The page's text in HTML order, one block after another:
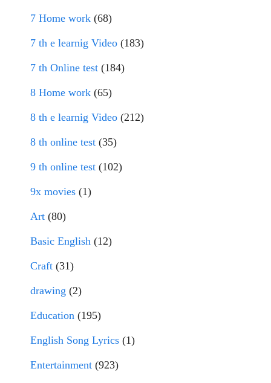
7 Home work (68)
7 th e learnig Video (183)
7 th Online test (184)
8 Home work (65)
8 th e learnig Video (212)
8 th online test (35)
9 th online test (102)
9x movies (1)
Art (80)
Basic English (12)
Craft (31)
drawing (2)
Education (195)
English Song Lyrics (1)
Entertainment (923)